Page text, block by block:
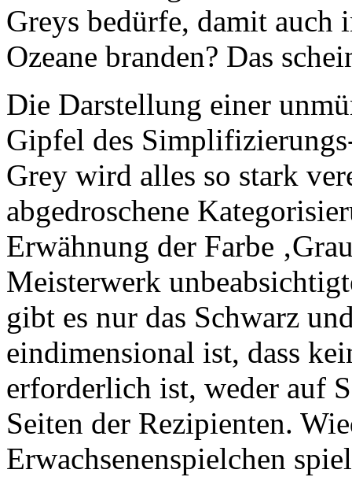
Greys bedürfe, damit auch
Ozeane branden? Das
Die Darstellung einer
Gipfel des
Grey wird alles so stark
abgedroschene
Erwähnung der Farbe
Meisterwerk
gibt es nur das Schwarz
eindimensional ist, dass
erforderlich ist, weder auf
Seiten der Rezipienten.
Erwachsenenspielchen